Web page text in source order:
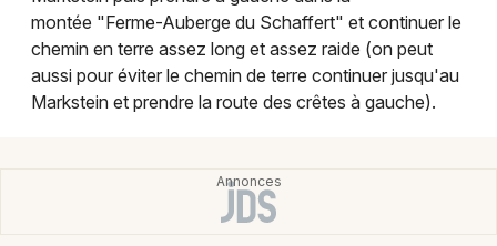
Expos
Sorties & loisirs
Fermes auberges en Alsace
montée "Ferme-Auberge du Schaffert" et continuer le
chemin en terre assez long et assez raide (on peut
aussi pour éviter le chemin de terre continuer jusqu'au
Markstein et prendre la route des crêtes à gauche).